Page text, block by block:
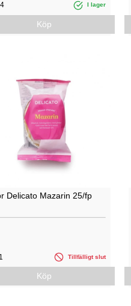
I lager
Köp
Delicato Mazarin 25/fp
Tillfälligt slut
Köp